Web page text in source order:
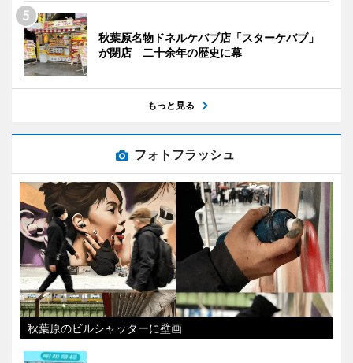
秋葉原名物ドネルケバブ店「スターケバブ」
が閉店 二十余年の歴史に幕
もっと見る
フォトフラッシュ
秋葉原のビルシャッターに壁画